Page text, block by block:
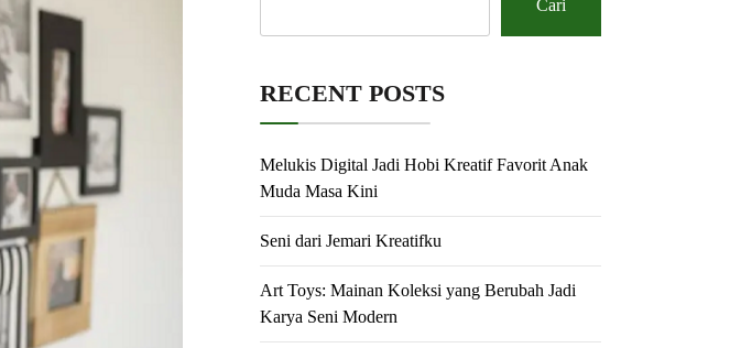
Cari
RECENT POSTS
Melukis Digital Jadi Hobi Kreatif Favorit Anak
Muda Masa Kini
Seni dari Jemari Kreatifku
Art Toys: Mainan Koleksi yang Berubah Jadi
Karya Seni Modern